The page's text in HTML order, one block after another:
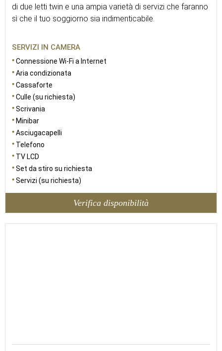
di due letti twin e una ampia varietà di servizi che faranno
sì che il tuo soggiorno sia indimenticabile.
SERVIZI IN CAMERA
Connessione Wi-Fi a Internet
Aria condizionata
Cassaforte
Culle (su richiesta)
Scrivania
Minibar
Asciugacapelli
Telefono
TV LCD
Set da stiro su richiesta
Servizi (su richiesta)
Verifica disponibilità